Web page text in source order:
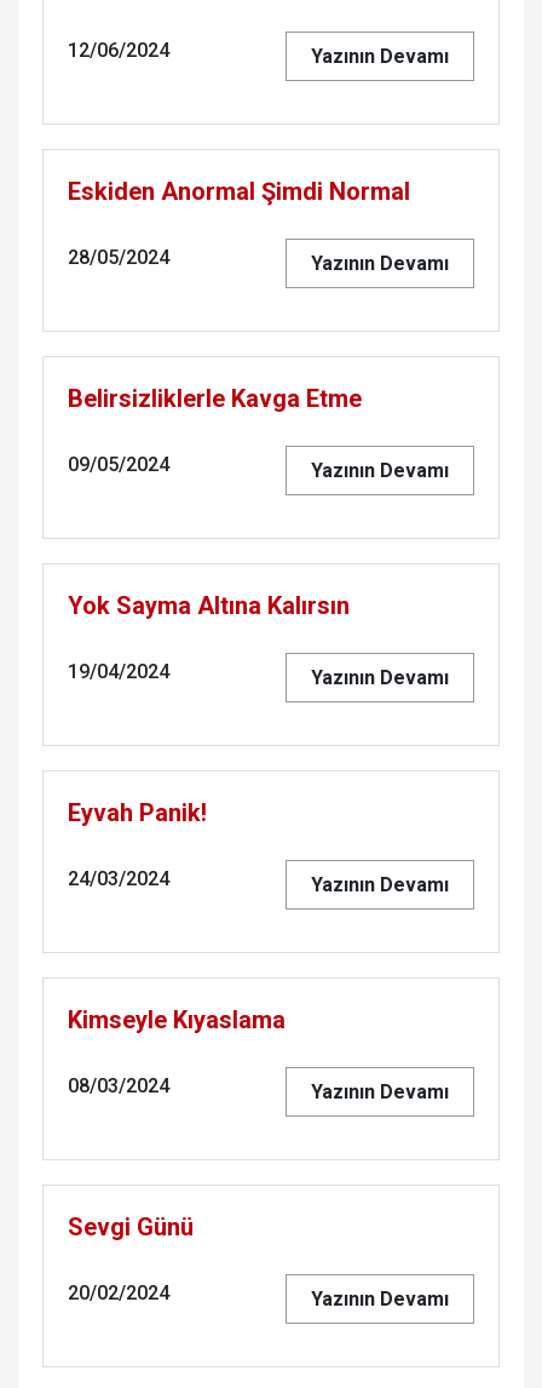
12/06/2024 Yazının Devamı
Eskiden Anormal Şimdi Normal
28/05/2024 Yazının Devamı
Belirsizliklerle Kavga Etme
09/05/2024 Yazının Devamı
Yok Sayma Altına Kalırsın
19/04/2024 Yazının Devamı
Eyvah Panik!
24/03/2024 Yazının Devamı
Kimseyle Kıyaslama
08/03/2024 Yazının Devamı
Sevgi Günü
20/02/2024 Yazının Devamı